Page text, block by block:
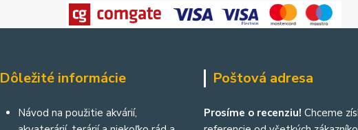
Dôležité informácie
Návod na použitie akvárií,
Poštová adresa
Prosíme o recenziu! Chceme